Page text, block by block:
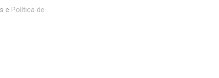
e Política de